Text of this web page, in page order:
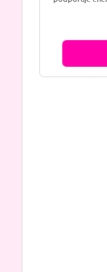
vyčerpania.
podporuje
systéme